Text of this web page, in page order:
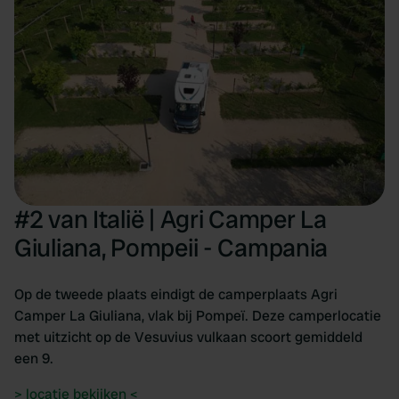
of their services.
#2 van Italië | Agri Camper La
Giuliana, Pompeii - Campania
Op de tweede plaats eindigt de camperplaats Agri
Camper La Giuliana, vlak bij Pompeï. Deze camperlocatie
met uitzicht op de Vesuvius vulkaan scoort gemiddeld
een 9.
> locatie bekijken <